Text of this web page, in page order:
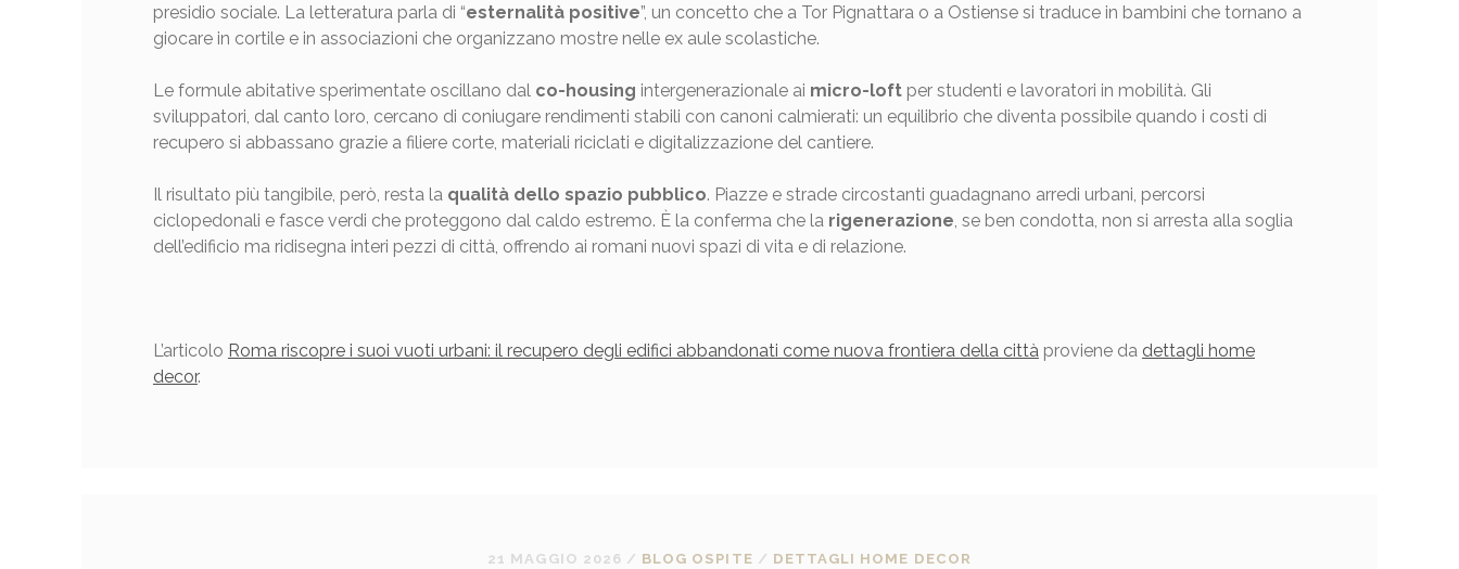
presidio sociale. La letteratura parla di “esternalità positive”, un concetto che a Tor Pignattara o a Ostiense si traduce in bambini che tornano a
giocare in cortile e in associazioni che organizzano mostre nelle ex aule scolastiche.
Le formule abitative sperimentate oscillano dal co-housing intergenerazionale ai micro-loft per studenti e lavoratori in mobilità. Gli
sviluppatori, dal canto loro, cercano di coniugare rendimenti stabili con canoni calmierati: un equilibrio che diventa possibile quando i costi di
recupero si abbassano grazie a filiere corte, materiali riciclati e digitalizzazione del cantiere.
Il risultato più tangibile, però, resta la qualità dello spazio pubblico. Piazze e strade circostanti guadagnano arredi urbani, percorsi
ciclopedonali e fasce verdi che proteggono dal caldo estremo. È la conferma che la rigenerazione , se ben condotta, non si arresta alla soglia
dell’edificio ma ridisegna interi pezzi di città, offrendo ai romani nuovi spazi di vita e di relazione.
L’articolo Roma riscopre i suoi vuoti urbani: il recupero degli edifici abbandonati come nuova frontiera della città proviene da dettagli home
decor.
21 MAGGIO 2026 / BLOG OSPITE / DETTAGLI HOME DECOR